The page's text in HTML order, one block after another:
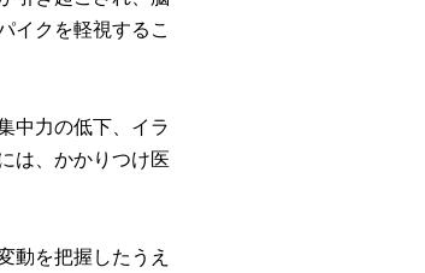
イクを軽視するこ
中力の低下、イラ
は、かかりつけ医
動を把握したうえ